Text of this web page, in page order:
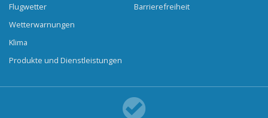
Flugwetter
Wetterwarnungen
Klima
Produkte und Dienstleistungen
Barrierefreiheit